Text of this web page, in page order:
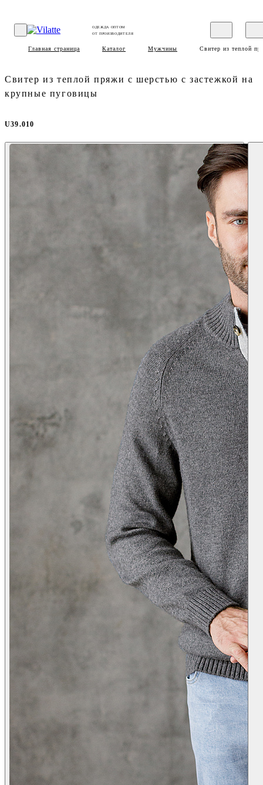
ОДЕЖДА ОПТОМ
ОТ ПРОИЗВОДИТЕЛЯ
Главная страница Каталог Мужчины Свитер из теплой
Свитер из теплой пряжи с шерстью с застежкой на
крупные пуговицы
U39.010